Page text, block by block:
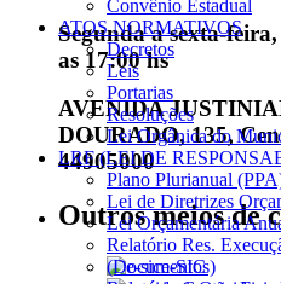
Segunda a sexta-
as 17:00 hs
AVENIDA
DOURADO, 135,
44905000
Outros meios de
e-SIC
Convênio Estadual
ATOS NORMATIVOS
Decretos
Leis
Portarias
Resoluções
Lei Orgânica do
LRF (LEI DE
Plano Plurianual
Lei de Diretrizes
Lei Orçamentária
Relatório Res.
(Documentos)